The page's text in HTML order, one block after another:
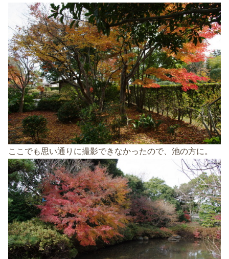
ここでも思い通りに撮影できなかったので、池の方に。